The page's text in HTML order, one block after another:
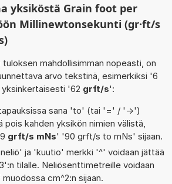
yksiköstä Grain foot per
Millinewtonsekunti (gr·ft/s
tuloksen mahdollisimman nopeasti, on
arvo tekstinä, esimerkiksi '6
'62 grft/s':
sana 'to' (tai '=' / '->')
pois kahden yksikön nimien välistä,
grft/s mNs' '90 grft/s to mNs' sijaan.
ja 'kuutio' merkki '^' voidaan jättää
tilalle. Neliösenttimetreille voidaan
cm^2:n sijaan.